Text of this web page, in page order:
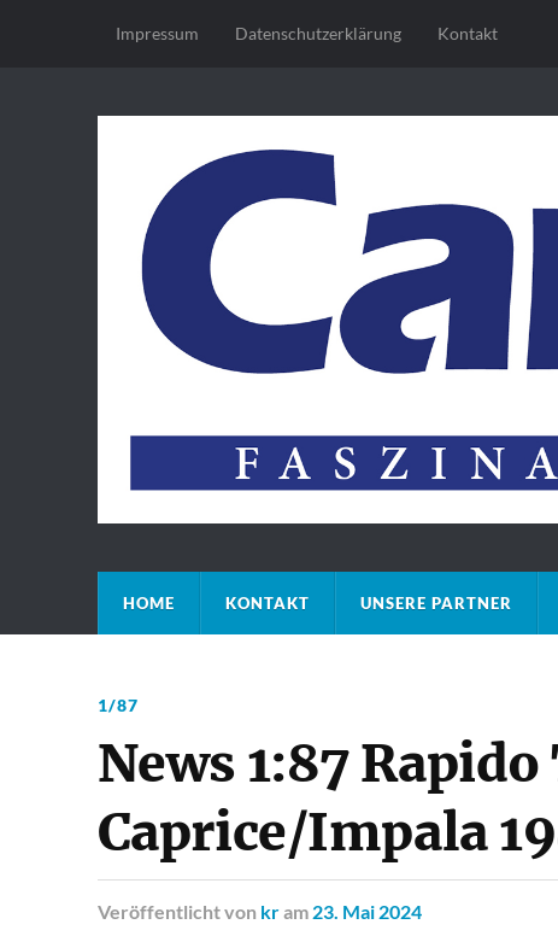
Impressum Datenschutz­erklärung Kontakt
HOME KONTAKT UNSERE PARTNER
1/87
News 1:87
Caprice/Impala
Veröffentlichtvon kram 23. Mai 2024